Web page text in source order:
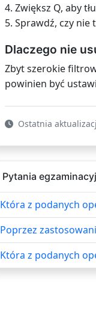
4. Zwiększ Q, aby
5. Sprawdź, czy nie
Dlaczego nie
Zbyt szerokie
powinien być
Ostatnia
Pytania
Która z podanych
Poprzez
Która z podanych